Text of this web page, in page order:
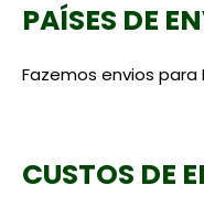
PAÍSES DE
Fazemos envios para
CUSTOS DE